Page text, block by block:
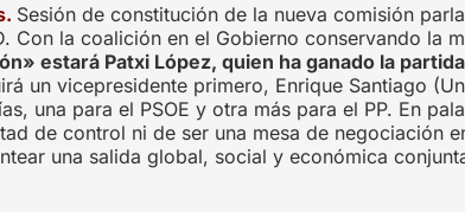
Sesión de constitución de la nueva comisión
Con la coalición en el Gobierno conservando la
estará Patxi López, quien ha ganado la
un vicepresidente primero, Enrique Santiago
una para el PSOE y otra más para el PP. En
de control ni de ser una mesa de negociación
una salida global, social y económica